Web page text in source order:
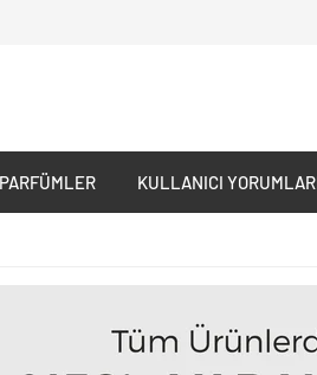
PARFÜMLER KULLANICI YORUMLARI